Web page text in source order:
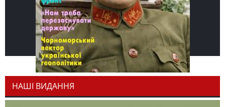
НАШІ ВИДАННЯ